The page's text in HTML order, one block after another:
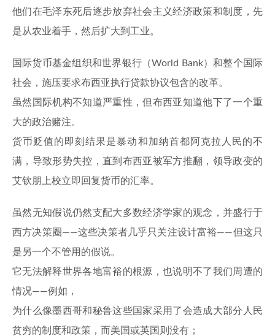
他们在毛泽东死后逐步放弃社会主义经济政策和制度，先
是从农业着手，然后扩大到工业。
国际货币基金组织和世界银行（World Bank）和整个国际
社会，施压要求布西亚执行贷款协议包含的改革。
虽然国际机构不知道严重性，但布西亚知道他下了一个重
大的政治赌注。
货币贬值的即刻结果是暴动和加纳首都阿克拉人民的不
满，导致形势失控，直到布西亚被军方推翻，领导政变的
艾钦朋上校立即回复货币的汇率。
虽然无知假说仍然支配大多数经济学家的观念，并盛行于
西方决策圈——这些决策者几乎只关注设计富裕——但这只
是另一个不管用的假说。
它无法解释世界各地富裕的根源，也说明不了我们周遭的
情况——例如，
为什么像墨西哥和秘鲁这些国家采用了会造成大部分人民
贫穷的制度和政策，而美国或英国则没有；